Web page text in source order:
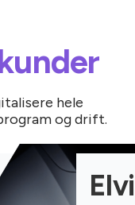
hele
og drift.